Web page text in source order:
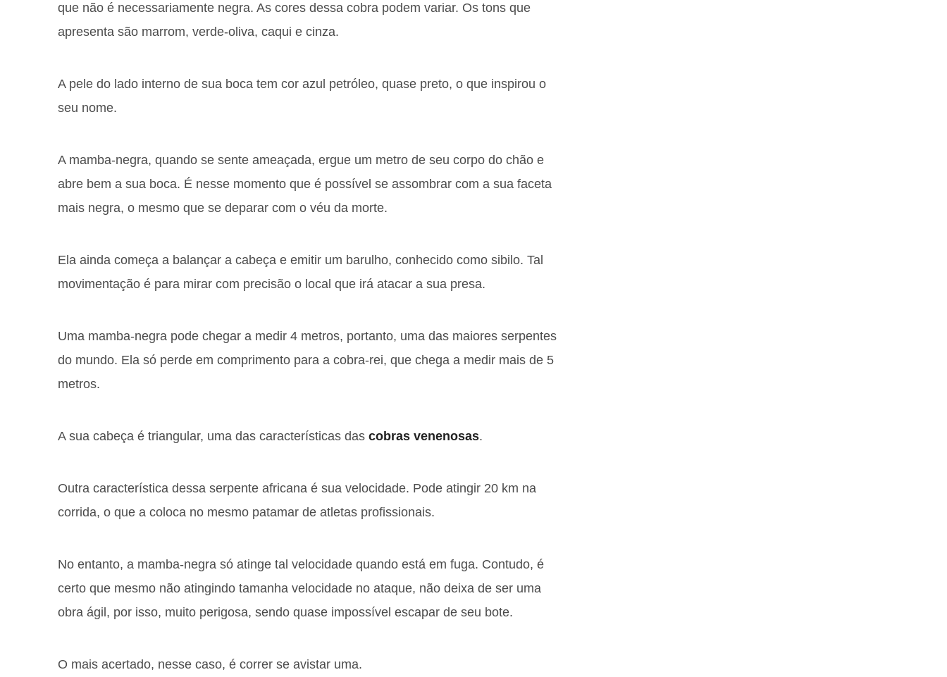
que não é necessariamente negra. As cores dessa cobra podem variar. Os tons que
apresenta são marrom, verde-oliva, caqui e cinza.
A pele do lado interno de sua boca tem cor azul petróleo, quase preto, o que inspirou o
seu nome.
A mamba-negra, quando se sente ameaçada, ergue um metro de seu corpo do chão e
abre bem a sua boca. É nesse momento que é possível se assombrar com a sua faceta
mais negra, o mesmo que se deparar com o véu da morte.
Ela ainda começa a balançar a cabeça e emitir um barulho, conhecido como sibilo. Tal
movimentação é para mirar com precisão o local que irá atacar a sua presa.
Uma mamba-negra pode chegar a medir 4 metros, portanto, uma das maiores serpentes
do mundo. Ela só perde em comprimento para a cobra-rei, que chega a medir mais de 5
metros.
A sua cabeça é triangular, uma das características das cobras venenosas.
Outra característica dessa serpente africana é sua velocidade. Pode atingir 20 km na
corrida, o que a coloca no mesmo patamar de atletas profissionais.
No entanto, a mamba-negra só atinge tal velocidade quando está em fuga. Contudo, é
certo que mesmo não atingindo tamanha velocidade no ataque, não deixa de ser uma
obra ágil, por isso, muito perigosa, sendo quase impossível escapar de seu bote.
O mais acertado, nesse caso, é correr se avistar uma.